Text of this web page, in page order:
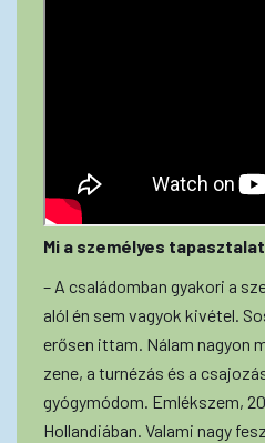
Mi a személyes
– A családomban gyakori a
alól én sem vagyok kivétel.
erősen ittam. Nálam nagyon
zene, a turnézás és a
gyógymódom. Emlékszem,
Hollandiában. Valami nagy